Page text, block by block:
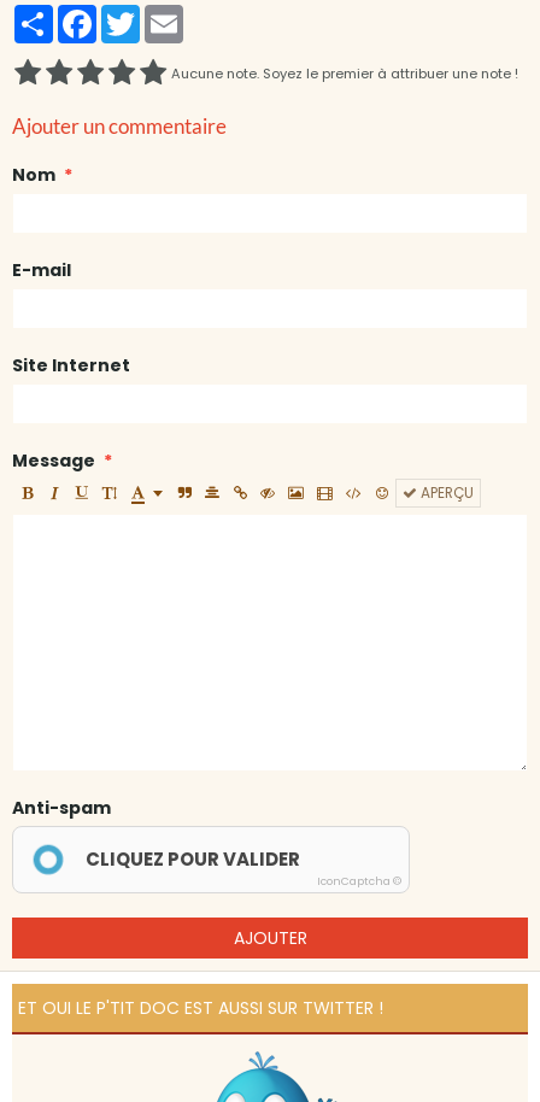
PartagerFacebook
Twitter
Aucune note. Soyez le premier à attribuer une note !
Ajouter un commentaire
Nom
E-mail
Site Internet
Message
APERÇU
Anti-spam
CLIQUEZ POUR VALIDER
IconCaptcha ©
AJOUTER
ET OUI LE P'TIT DOC EST AUSSI SUR TWITTER !